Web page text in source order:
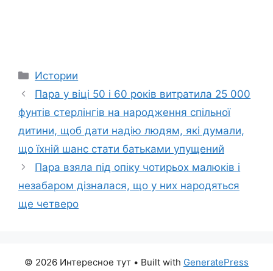
Categories
Истории
Пара у віці 50 і 60 років витратила 25 000
фунтів стерлінгів на народження спільної
дитини, щоб дати надію людям, які думали,
що їхній шанс стати батьками упущений
Пара взяла під опіку чотирьох малюків і
незабаром дізналася, що у них народяться
ще четверо
© 2026 Интересное тут • Built with GeneratePress